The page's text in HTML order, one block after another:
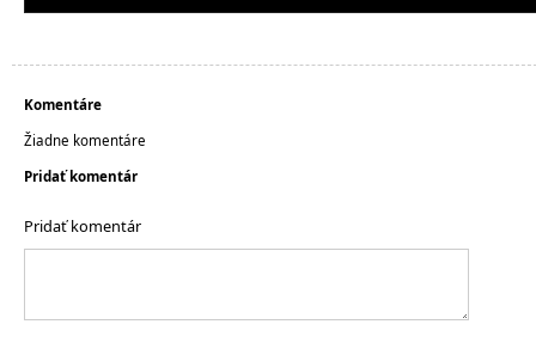
Komentáre
Žiadne komentáre
Pridať komentár
Pridať komentár